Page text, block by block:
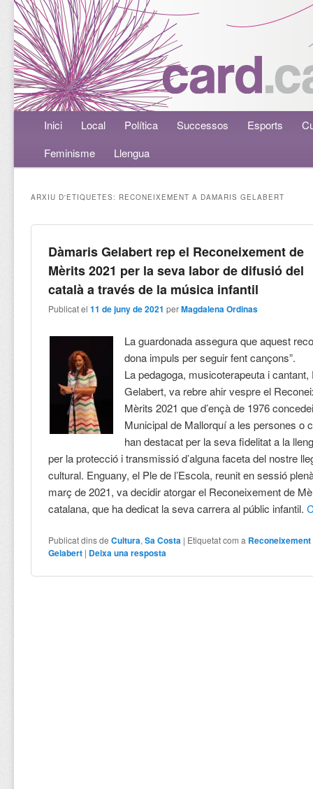
Menú principalAneu al contingut principal
Aneu al contingut secundari
Inici Local Política Successos Esports
Feminisme
Llengua
ARXIU D'ETIQUETES: RECONEIXEMENT A DAMARIS GELABERT
Dàmaris Gelabert rep el Reconeixement de
Mèrits 2021 per la seva labor de difusió del
català a través de la música infantil
Publicat el11 de juny de 2021 perMagdalena Ordinas
La guardonada assegura que aquest
dona impuls per seguir fent cançons”.
La pedagoga, musicoterapeuta i
Gelabert, va rebre ahir vespre el
Mèrits 2021 que d’ençà de 1976
Municipal de Mallorquí a les persones o
han destacat per la seva fidelitat a la
per la protecció i transmissió d’alguna faceta del nostre
cultural. Enguany, el Ple de l’Escola, reunit en sessió
març de 2021, va decidir atorgar el Reconeixement de
catalana, que ha dedicat la seva carrera al públic infantil.
Publicat dins de Cultura,Sa Costa | Etiquetat com a
Gelabert | Deixa una resposta